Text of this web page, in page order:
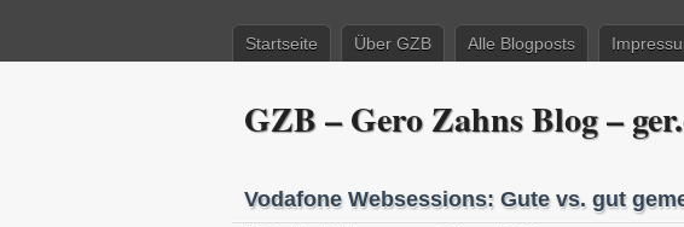
Startseite Über GZB Alle Blogposts
GZB – Gero Zahns Blog –
Vodafone Websessions: Gute vs. gut